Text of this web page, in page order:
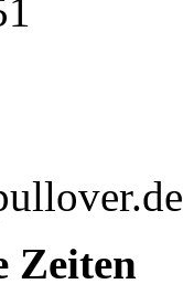
Zeiten